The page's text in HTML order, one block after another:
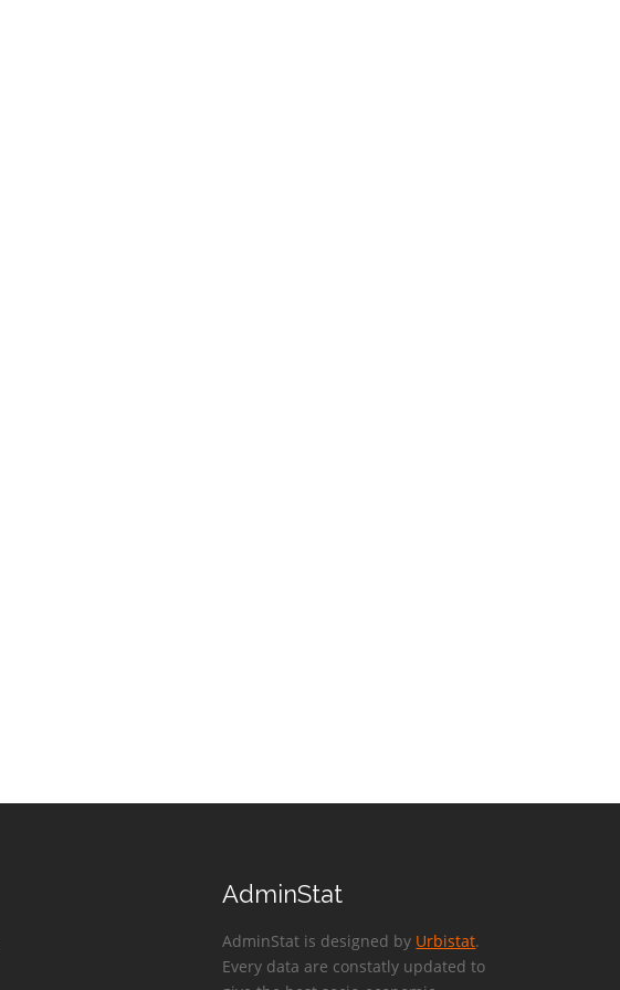
AdminStat
AdminStat is designed by Urbistat.
Every data are constatly updated to